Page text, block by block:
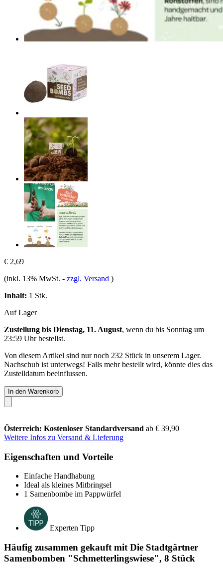
€ 2,69
(inkl. 13% MwSt. - zzgl. Versand )
Inhalt: 1 Stk.
Auf Lager
Zustellung bis Dienstag, 11. August, wenn du bis Sonntag um
23:59 Uhrbestellst.
Von diesem Artikel sind nur noch 232 Stück in unserem Lager.
Nachschub ist unterwegs! Falls mehr bestellt wird, könnte dies das
Zustelldatum beeinflussen.
In den Warenkorb
Österreich: Kostenloser Standardversand ab € 39,90
Weitere Infos zu Versand & Lieferung
Eigenschaften und Vorteile
Einfache Handhabung
Ideal als kleines Mitbringsel
1 Samenbombe im Pappwürfel
Experten Tipp
Häufig zusammen gekauft mit Die Stadtgärtner
Samenbomben "Schmetterlingswiese", 8 Stück